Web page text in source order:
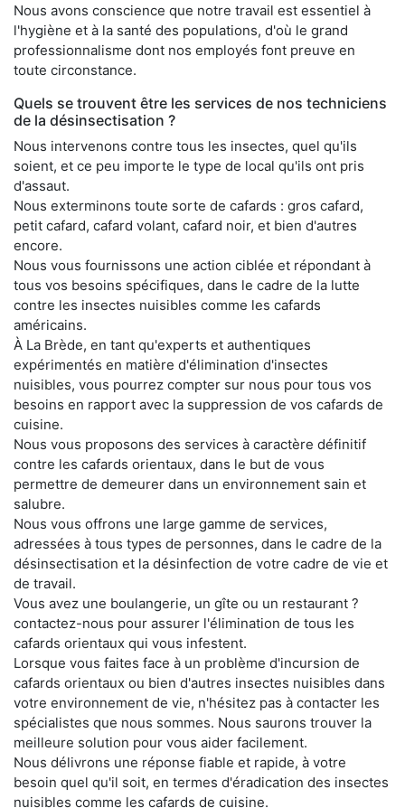
Nous avons conscience que notre travail est essentiel à
l'hygiène et à la santé des populations, d'où le grand
professionnalisme dont nos employés font preuve en
toute circonstance.
Quels se trouvent être les services de nos techniciens
de la désinsectisation ?
Nous intervenons contre tous les insectes, quel qu'ils
soient, et ce peu importe le type de local qu'ils ont pris
d'assaut.
Nous exterminons toute sorte de cafards : gros cafard,
petit cafard, cafard volant, cafard noir, et bien d'autres
encore.
Nous vous fournissons une action ciblée et répondant à
tous vos besoins spécifiques, dans le cadre de la lutte
contre les insectes nuisibles comme les cafards
américains.
À La Brède, en tant qu'experts et authentiques
expérimentés en matière d'élimination d'insectes
nuisibles, vous pourrez compter sur nous pour tous vos
besoins en rapport avec la suppression de vos cafards de
cuisine.
Nous vous proposons des services à caractère définitif
contre les cafards orientaux, dans le but de vous
permettre de demeurer dans un environnement sain et
salubre.
Nous vous offrons une large gamme de services,
adressées à tous types de personnes, dans le cadre de la
désinsectisation et la désinfection de votre cadre de vie et
de travail.
Vous avez une boulangerie, un gîte ou un restaurant ?
contactez-nous pour assurer l'élimination de tous les
cafards orientaux qui vous infestent.
Lorsque vous faites face à un problème d'incursion de
cafards orientaux ou bien d'autres insectes nuisibles dans
votre environnement de vie, n'hésitez pas à contacter les
spécialistes que nous sommes. Nous saurons trouver la
meilleure solution pour vous aider facilement.
Nous délivrons une réponse fiable et rapide, à votre
besoin quel qu'il soit, en termes d'éradication des insectes
nuisibles comme les cafards de cuisine.